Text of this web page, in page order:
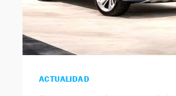
ACTUALIDAD